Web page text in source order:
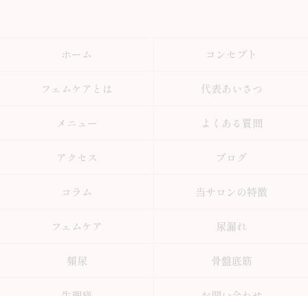
ホーム コンセプト
フェムケアとは 代表あいさつ
メニュー よくある質問
アクセス ブログ
コラム 当サロンの特徴
フェムケア 尿漏れ
頻尿 骨盤底筋